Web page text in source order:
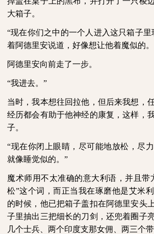
大箱子。
“现在你们之中的一个人进入这只箱子
着阿德里安说道，好像想让他着魔似的。
阿德里安向前走了一步。
“我进去。”
当时，我本想往回拉他，但后来我想，
经历都会有助于他神经的康复，这样，
子。
“现在你闭上眼睛，尽可能地放松，尽
就像睡觉似的。”
魔术师用不太准确的意大利语，并且带
松”这个词，而正当我在琢磨他是艾米
的时候，他已把箱子盖扣在阿德里安头
子里抽出三把细长的刀剑，还兜着圈子
几个士兵、两个印度支那女佣、两三个